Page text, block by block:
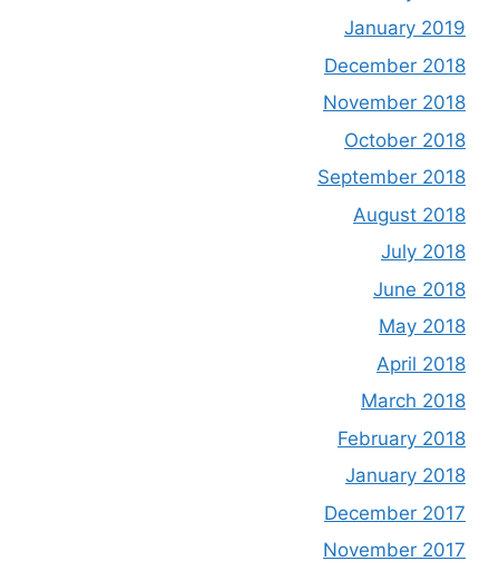
January 2019
December 2018
November 2018
October 2018
September 2018
August 2018
July 2018
June 2018
May 2018
April 2018
March 2018
February 2018
January 2018
December 2017
November 2017